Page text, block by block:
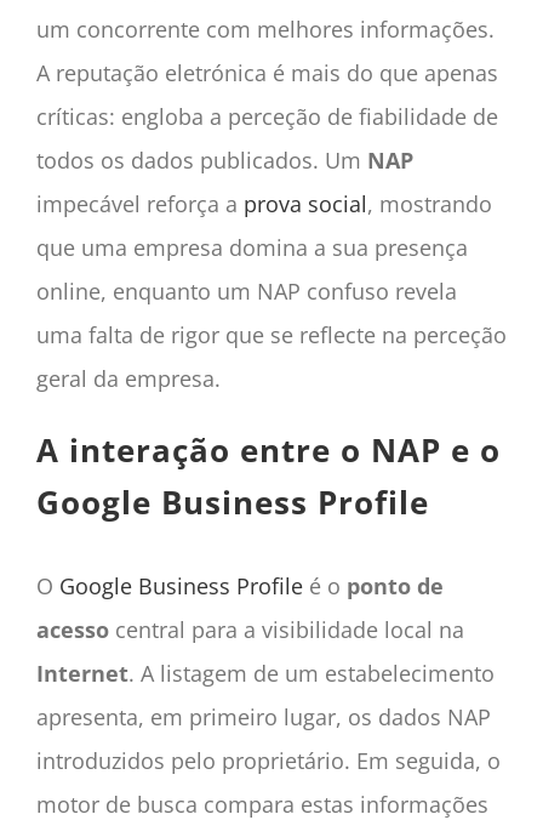
um concorrente com melhores informações.
A reputação eletrónica é mais do que apenas
críticas: engloba a perceção de fiabilidade de
todos os dados publicados. Um NAP
impecável reforça a prova social, mostrando
que uma empresa domina a sua presença
online, enquanto um NAP confuso revela
uma falta de rigor que se reflecte na perceção
geral da empresa.
A interação entre o NAP e o
Google Business Profile
O Google Business Profile é o ponto de
acesso central para a visibilidade local na
Internet. A listagem de um estabelecimento
apresenta, em primeiro lugar, os dados NAP
introduzidos pelo proprietário. Em seguida, o
motor de busca compara estas informações